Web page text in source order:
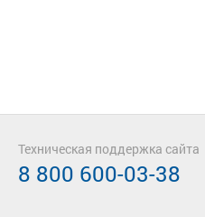
Техническая поддержка сайта
8 800 600-03-38